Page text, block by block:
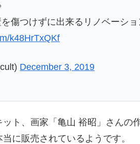
傷つけずに出来るリノベーシ
k48HrTxQKf
December 3, 2019
ト、画家「亀山 裕昭」さんの
に販売されているようです。